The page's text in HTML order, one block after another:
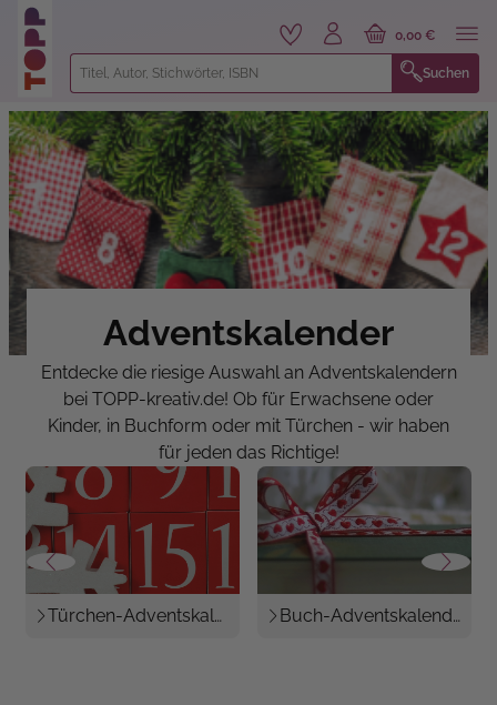
springen
Suchen
0,00 €
Adventskalender
Entdecke die riesige Auswahl an Adventskalendern
bei TOPP-kreativ.de! Ob für Erwachsene oder
Kinder, in Buchform oder mit Türchen - wir haben
für jeden das Richtige!
Türchen-Adventskalender Buch-Adventskalender